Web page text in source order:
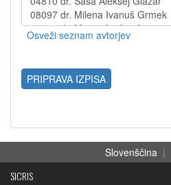
PRIPRAVA IZPISA
Slovenščina |
SICRIS